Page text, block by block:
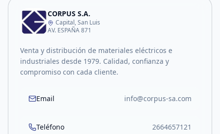
CORPUS S.A.
Capital, San Luis
AV. ESPAÑA 871
Venta y distribución de materiales eléctricos e
industriales desde 1979. Calidad, confianza y
compromiso con cada cliente.
Email info@corpus-sa.com
Teléfono 2664657121